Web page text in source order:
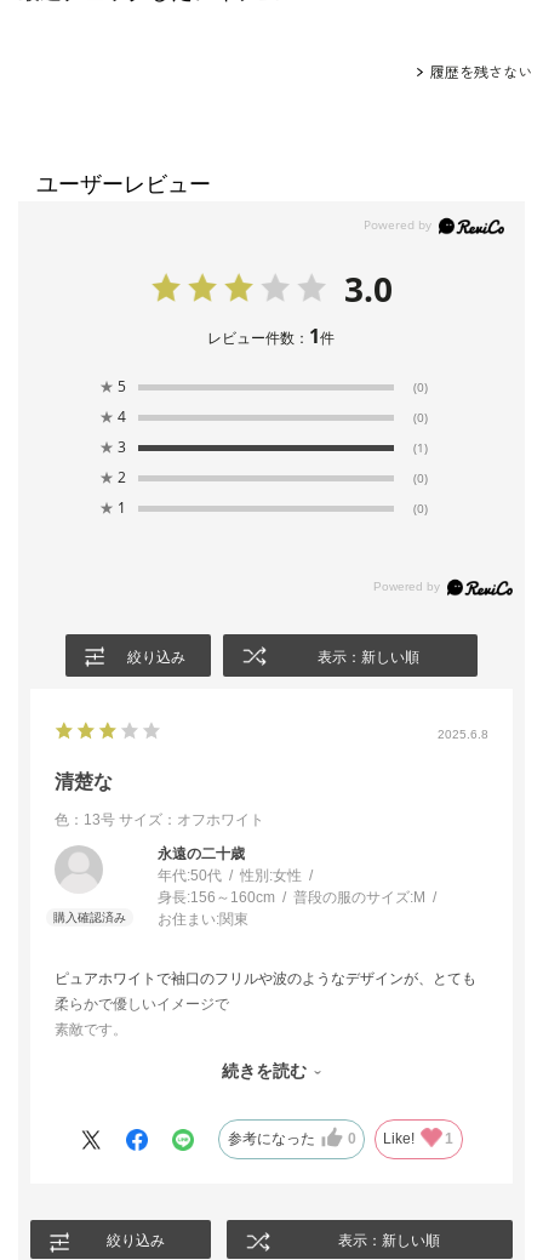
履歴を残さない
ユーザーレビュー
3.0
レビュー件数： 1件
★ 5 (0)
★ 4 (0)
★ 3 (1)
★ 2 (0)
★ 1 (0)
絞り込み 表示：新しい順
2025.6.8
清楚な
色：13号 サイズ：オフホワイト
永遠の二十歳
年代:50代 性別:女性
身長:156～160cm 普段の服のサイズ:M
お住まい:関東
ピュアホワイトで袖口のフリルや波のようなデザインが、とても
柔らかで優しいイメージで
素敵です。
この夏には、暑さ対策をしながら少しおしゃれに、久々に会う旧
続きを読む
参考になった 0 Like! 1
絞り込み 表示：新しい順